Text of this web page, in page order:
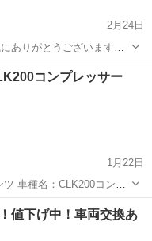
2月24日
ありがとうございます。
りとして出品してますの
うお願いします。値引
...
コンプレッサー
1月22日
車種名：CLK200コンプ
21年(2009年)8月 走行距
態：実走...
値下げ中！車両交換あ